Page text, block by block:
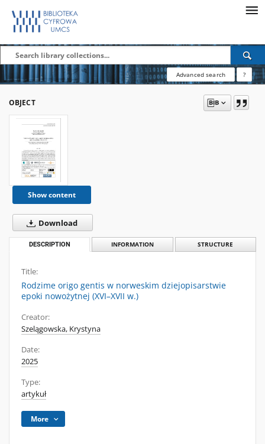
Advanced search ?
OBJECT
Show content
Download
DESCRIPTION INFORMATION STRUCTURE
Title:
Rodzime origo gentis w norweskim dziejopisarstwie
epoki nowożytnej (XVI–XVII w.)
Creator:
Szelągowska, Krystyna
Date:
2025
Type:
artykuł
More